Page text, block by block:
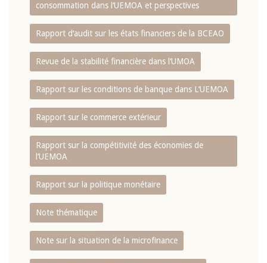
consommation dans l‘UEMOA et perspectives
Rapport d‘audit sur les états financiers de la BCEAO
Revue de la stabilité financière dans l‘UMOA
Rapport sur les conditions de banque dans L‘UEMOA
Rapport sur le commerce extérieur
Rapport sur la compétitivité des économies de
l‘UEMOA
Rapport sur la politique monétaire
Note thématique
Note sur la situation de la microfinance